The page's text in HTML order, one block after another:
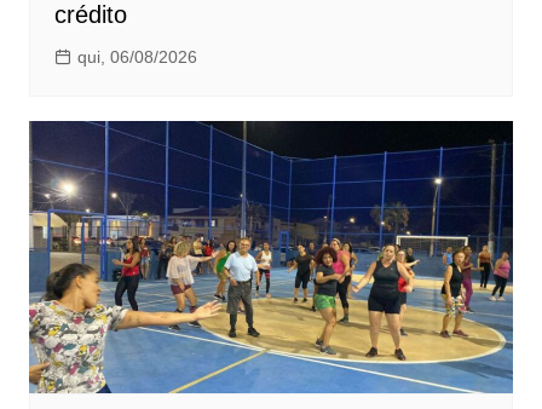
crédito
qui, 06/08/2026